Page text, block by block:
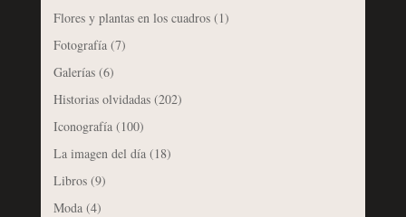
Flores y plantas en los cuadros(1)
Fotografía(7)
Galerías(6)
Historias olvidadas(202)
Iconografía(100)
La imagen del día(18)
Libros(9)
Moda(4)